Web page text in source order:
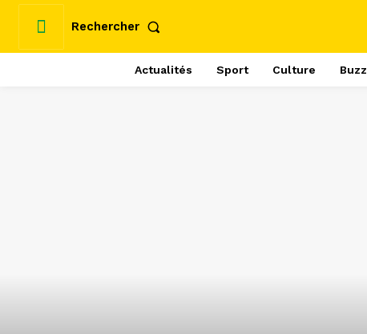
Rechercher
Actualités Sport Culture Buzz